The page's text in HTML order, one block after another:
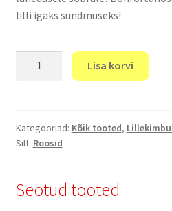
lilli igaks sündmuseks!
Lisa korvi
Kategooriad: Kõik tooted,
Silt: Roosid
Seotud tooted